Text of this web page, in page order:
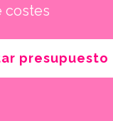
costes
presupuesto